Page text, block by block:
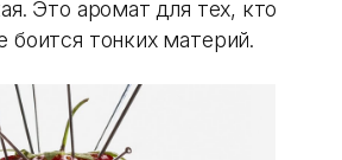
Это аромат для тех, кто
тонких материй.